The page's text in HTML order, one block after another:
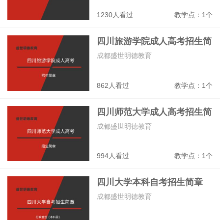
1230人看过 教学点：1个
四川旅游学院成人高考招生简
章
862人看过 教学点：1个
成都盛世明德教育
四川师范大学成人高考招生简
章
994人看过 教学点：1个
成都盛世明德教育
四川大学本科自考招生简章
成都盛世明德教育